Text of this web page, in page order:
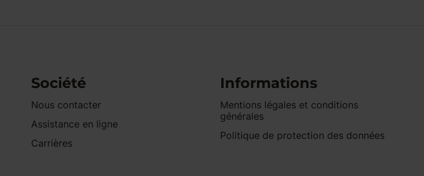
Société
Nous contacter
Assistance en ligne
Carrières
Informations
Mentions légales et conditions
générales
Politique de protection des données